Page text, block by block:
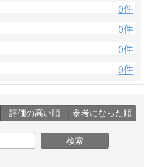
0件
0件
0件
0件
評価の高い順 参考になった順
検索